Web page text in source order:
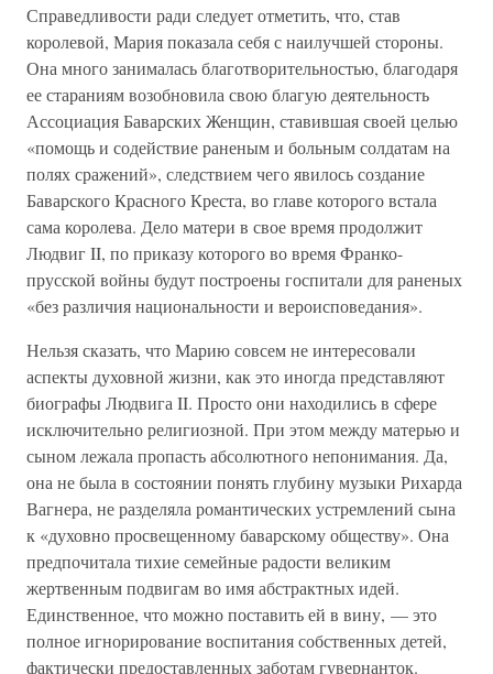
Справедливости ради следует отметить, что, став
королевой, Мария показала себя с наилучшей стороны.
Она много занималась благотворительностью, благодаря
ее стараниям возобновила свою благую деятельность
Ассоциация Баварских Женщин, ставившая своей целью
«помощь и содействие раненым и больным солдатам на
полях сражений», следствием чего явилось создание
Баварского Красного Креста, во главе которого встала
сама королева. Дело матери в свое время продолжит
Людвиг II, по приказу которого во время Франко-
прусской войны будут построены госпитали для раненых
«без различия национальности и вероисповедания».
Нельзя сказать, что Марию совсем не интересовали
аспекты духовной жизни, как это иногда представляют
биографы Людвига II. Просто они находились в сфере
исключительно религиозной. При этом между матерью и
сыном лежала пропасть абсолютного непонимания. Да,
она не была в состоянии понять глубину музыки Рихарда
Вагнера, не разделяла романтических устремлений сына
к «духовно просвещенному баварскому обществу». Она
предпочитала тихие семейные радости великим
жертвенным подвигам во имя абстрактных идей.
Единственное, что можно поставить ей в вину, — это
полное игнорирование воспитания собственных детей,
фактически предоставленных заботам гувернанток.